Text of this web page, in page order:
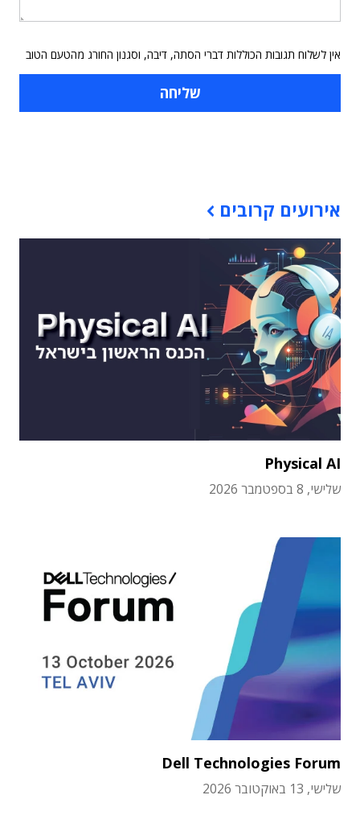
אין לשלוח תגובות הכוללות דברי הסתה, דיבה, וסגנון החורג מהטעם הטוב
אירועים קרובים
Physical AI
שלישי, 8 בספטמבר 2026
Dell Technologies Forum
שלישי, 13 באוקטובר 2026